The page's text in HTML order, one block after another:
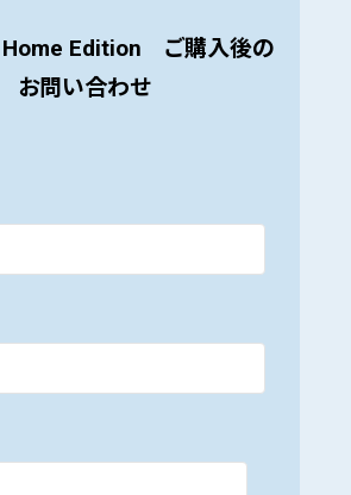
Home Edition ご購入後の
お問い合わせ